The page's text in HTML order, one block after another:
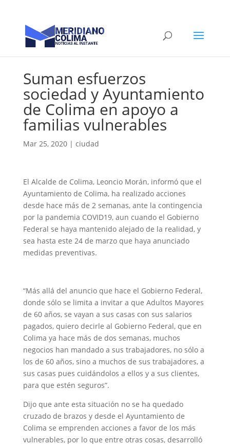
Suman esfuerzos
sociedad y Ayuntamiento
de Colima en apoyo a
familias vulnerables
Mar 25, 2020| ciudad
El Alcalde de Colima, Leoncio Morán, informó que el
Ayuntamiento de Colima, ha realizado acciones
desde hace más de 2 semanas, ante la contingencia
por la pandemia COVID19, aun cuando el Gobierno
Federal se haya mantenido alejado de la realidad, y
sea hasta este 24 de marzo que haya anunciado
medidas preventivas.
“Más allá del anuncio que hace el Gobierno Federal,
donde sólo se limita a invitar a que Adultos Mayores
de 60 años, se vayan a sus casas con sus salarios
pagados, quiero decirle al Gobierno Federal, que en
Colima ya hace más de dos semanas, muchos
negocios han mandado a sus trabajadores, no sólo a
los de 60 años, sino a muchos de sus trabajadores, a
sus casas pues cuidándolos a ellos y a sus clientes,
para que estén seguros”.
Dijo que ante esta situación no se ha quedado
cruzado de brazos y desde el Ayuntamiento de
Colima se emprenden acciones a favor de los más
vulnerables, por lo que entre otras cosas, desarrolló